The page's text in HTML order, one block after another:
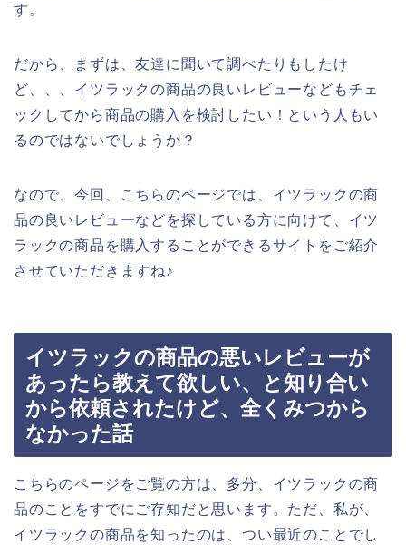
す。
だから、まずは、友達に聞いて調べたりもしたけ
ど、、、イツラックの商品の良いレビューなどもチェ
ックしてから商品の購入を検討したい！という人もい
るのではないでしょうか？
なので、今回、こちらのページでは、イツラックの商
品の良いレビューなどを探している方に向けて、イツ
ラックの商品を購入することができるサイトをご紹介
させていただきますね♪
イツラックの商品の悪いレビューが
あったら教えて欲しい、と知り合い
から依頼されたけど、全くみつから
なかった話
こちらのページをご覧の方は、多分、イツラックの商
品のことをすでにご存知だと思います。ただ、私が、
イツラックの商品を知ったのは、つい最近のことでし